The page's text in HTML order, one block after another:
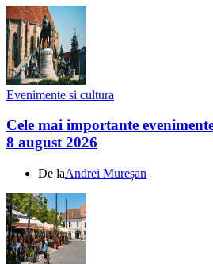
Evenimente si cultura
Cele mai importante
8 august 2026
De laAndrei Mureșan